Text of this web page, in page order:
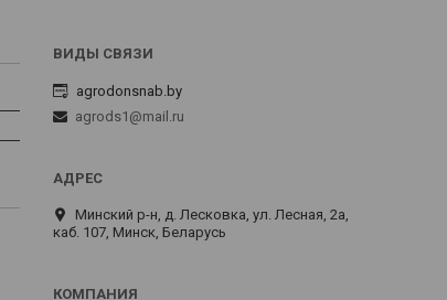
agrodonsnab.by
agrods1@mail.ru
Минский р-н, д. Лесковка, ул. Лесная, 2а,
каб. 107, Минск, Беларусь